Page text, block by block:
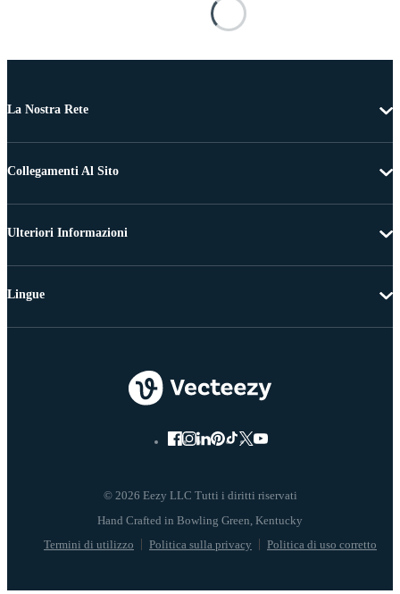
La Nostra Rete
Collegamenti Al Sito
Ulteriori Informazioni
© 2026 Eezy LLC Tutti i diritti riservati
Termini di utilizzo Politica sulla privacy Politica di uso corretto
Lingue